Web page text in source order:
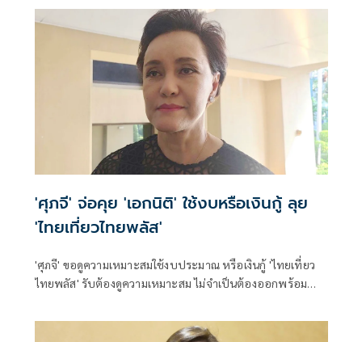
ที่เกิดเหตุ
'ศุภจี' จ่อคุย 'เอกนิติ' ใช้งบหรือเงินกู้ ลุย
'ไทยเที่ยวไทยพลัส'
'ศุภจี' ขอดูความเหมาะสมใช้งบประมาณ หรือเงินกู้ 'ไทยเที่ยว
ไทยพลัส' รับต้องดูความเหมาะสม ไม่จำเป็นต้องออกพร้อม